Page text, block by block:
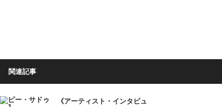
関連記事
《アーティスト・インタビュ